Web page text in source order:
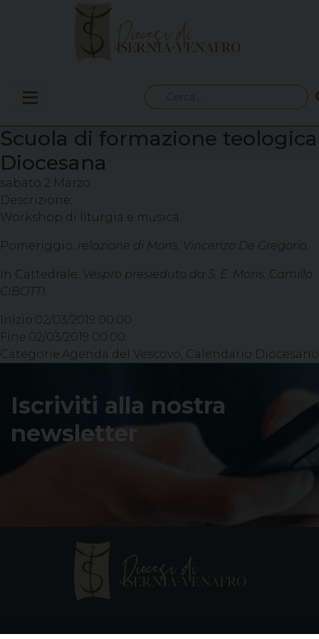
per:
Scuola di formazione teologica
Diocesana
sabato 2 Marzo
Descrizione:
Workshop di liturgia e musica.
Pomeriggio: relazione di Mons. Vincenzo De Gregorio.
In Cattedrale: Vespro presieduto da S. E. Mons. Camillo
CIBOTTI.
Inizio: 02/03/2019 00:00
Fine: 02/03/2019 00:00
Categorie: Agenda del Vescovo, Calendario Diocesano
Iscriviti alla nostra
newsletter